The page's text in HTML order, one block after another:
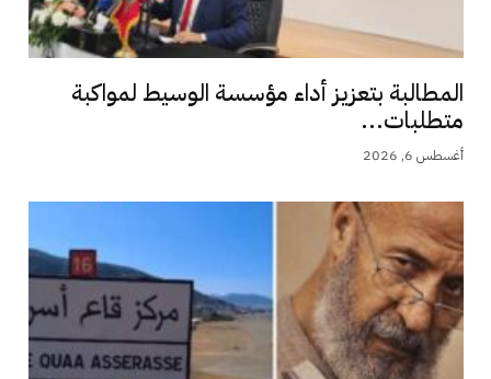
المطالبة بتعزيز أداء مؤسسة الوسيط لمواكبة
متطلبات...
أغسطس 6, 2026